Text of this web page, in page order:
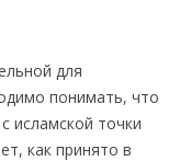
для
понимать, что
исламской точки
как принято в